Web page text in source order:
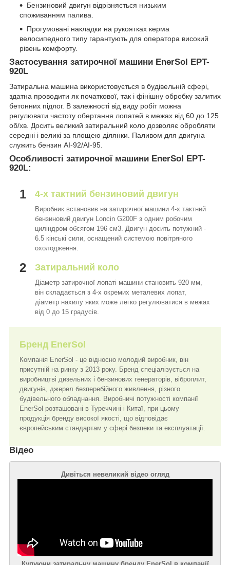
Бензиновий двигун відрізняється низьким
споживанням палива.
Прогумовані накладки на рукоятках керма
велосипедного типу гарантують для оператора високий
рівень комфорту.
Застосування затирочної машини EnerSol EPT-
920L
Затиральна машина використовується в будівельній сфері,
здатна проводити як початкової, так і фінішну обробку залитих
бетонних підлог. В залежності від виду робіт можна
регулювати частоту обертання лопатей в межах від 60 до 125
об/хв. Досить великий затиральний коло дозволяє обробляти
середні і великі за площею ділянки. Паливом для двигуна
служить бензин АІ-92/АІ-95.
Особливості затирочної машини EnerSol EPT-
920L:
1 4-х тактний бензиновий двигун
Виробник встановив на затирочної машини 4-х тактний
бензиновий двигун Loncin G200F з одним робочим
циліндром обсягом 196 см3. Двигун досить потужний -
6.5 кінські сили, оснащений системою повітряного
охолодження.
2 Затиральний коло
Діаметр затирочної лопаті машини становить 920 мм,
він складається з 4-х окремих металевих лопат,
діаметр нахилу яких може легко регулюватися в межах
від 0 до 15 градусів.
Бренд EnerSol
Компанія EnerSol - це відносно молодий виробник, він
присутній на ринку з 2013 року. Бренд спеціалізується на
виробництві дизельних і бензинових генераторів, віброплит,
двигунів, джерел безперебійного живлення, різного
будівельного обладнання. Виробничі потужності компанії
EnerSol розташовані в Туреччині і Китаї, при цьому
продукція бренду високої якості, що відповідає
європейським стандартам у сфері безпеки та експлуатації.
Відео
Дивіться невеликий відео огляд